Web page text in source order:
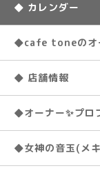
◆ カレンダー
◆cafe toneのオ
◆ 店舗情報
◆オーナー✨プロ
◆女神の音玉(メキ